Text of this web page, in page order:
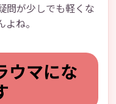
問が少しでも軽くな
ね。
ウマにな